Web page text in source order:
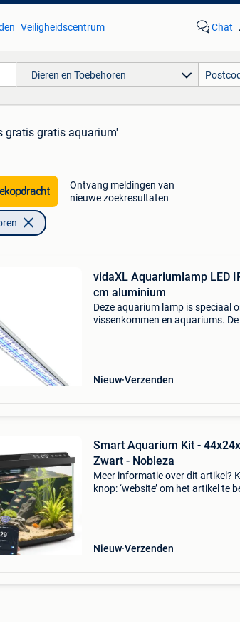
Veiligheidscentrum Chat
Dieren en Toebehoren
gratis gratis aquarium'
Ontvang meldingen van
nieuwe zoekresultaten
vidaXL Aquariumlamp LED
cm aluminium
Deze aquarium lamp is speciaal
vissenkommen en aquariums.
Nieuw Verzenden
Smart Aquarium Kit -
Zwart - Nobleza
Meer informatie over dit artikel?
knop: ‘website’ om het artikel te
Nieuw Verzenden